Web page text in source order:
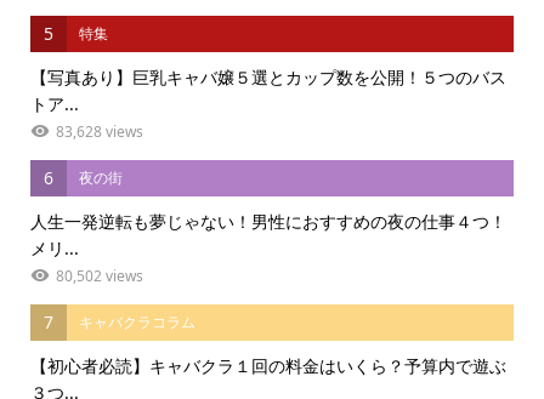
5 特集
【写真あり】巨乳キャバ嬢５選とカップ数を公開！５つのバス
トア...
83,628 views
6 夜の街
人生一発逆転も夢じゃない！男性におすすめの夜の仕事４つ！
メリ...
80,502 views
7 キャバクラコラム
【初心者必読】キャバクラ１回の料金はいくら？予算内で遊ぶ
３つ...